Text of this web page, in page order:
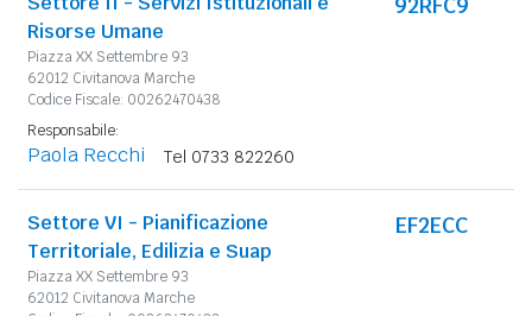
Risorse Umane
Piazza XX Settembre 93
62012 Civitanova Marche
Codice Fiscale: 00262470438
Responsabile:
Paola Recchi Tel 0733 822260
Settore VI - Pianificazione
Territoriale, Edilizia e Suap
Piazza XX Settembre 93
62012 Civitanova Marche
EF2ECC